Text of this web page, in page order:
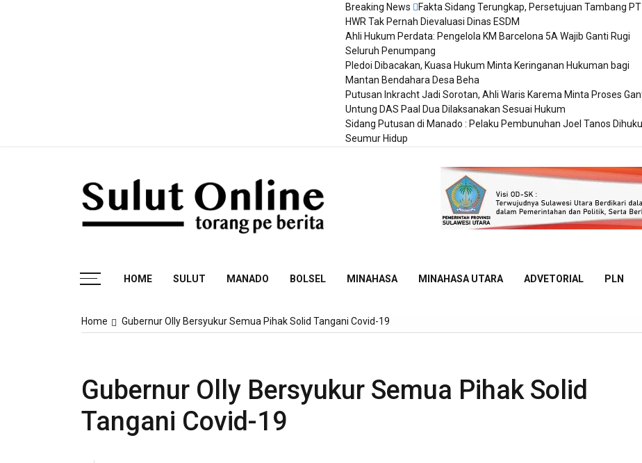
Breaking News
Fakta Sidang Terungkap, Persetujuan Tambang PT
HWR Tak Pernah Dievaluasi Dinas ESDM
Ahli Hukum Perdata: Pengelola KM Barcelona 5A Wajib Ganti Rugi
Seluruh Penumpang
Pledoi Dibacakan, Kuasa Hukum Minta Keringanan Hukuman bagi
Mantan Bendahara Desa Beha
Putusan Inkracht Jadi Sorotan, Ahli Waris Karema Minta Proses
Untung DAS Paal Dua Dilaksanakan Sesuai Hukum
Sidang Putusan di Manado : Pelaku Pembunuhan Joel Tanos
Seumur Hidup
HOME SULUT MANADO BOLSEL MINAHASA MINAHASA UTARA ADVETORIAL PLN
Home Gubernur Olly Bersyukur Semua Pihak Solid Tangani Covid-19
Gubernur Olly Bersyukur Semua Pihak Solid
Tangani Covid-19